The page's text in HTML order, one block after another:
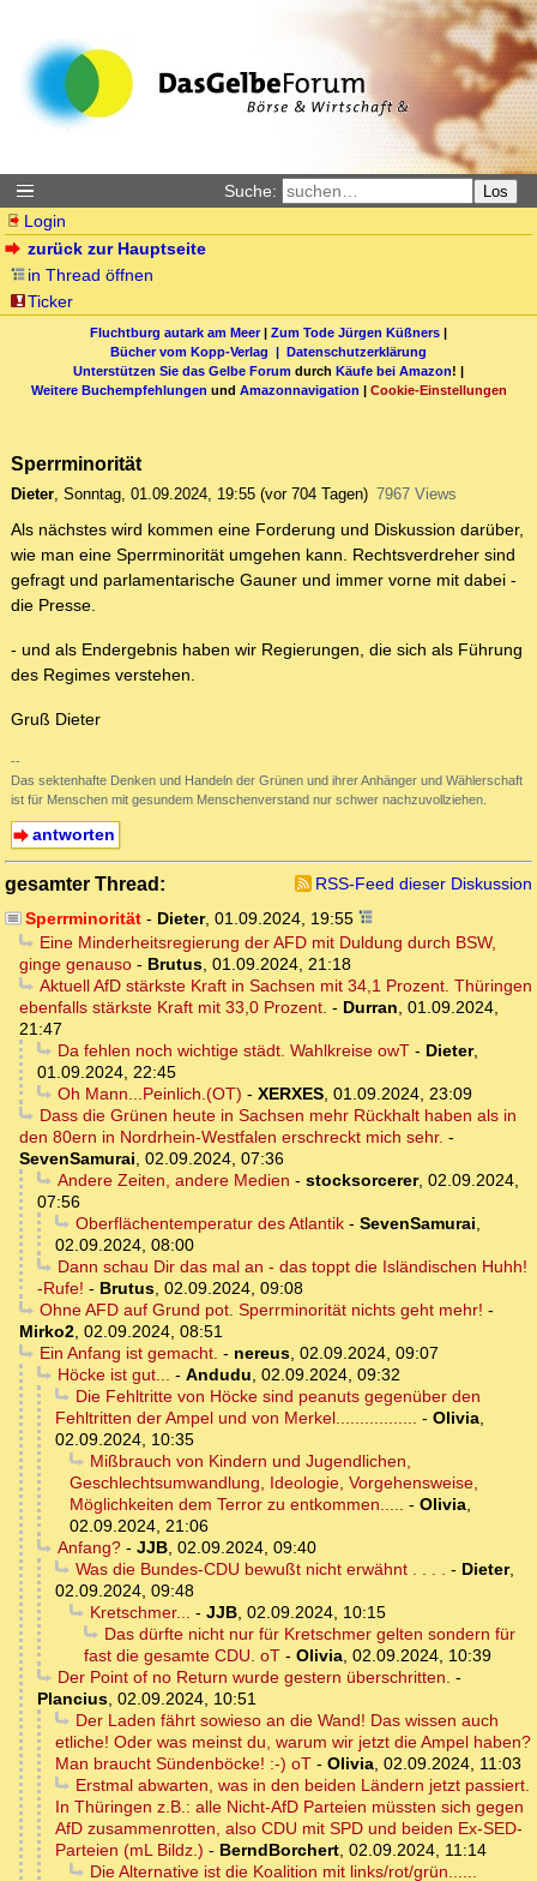
Suche: Los
Login
zurück zur Hauptseite
in Thread öffnen
Ticker
Fluchtburg autark am Meer| Zum Tode Jürgen Küßners |
Bücher vom Kopp-Verlag | Datenschutzerklärung
Unterstützen Sie das Gelbe Forum durch Käufe bei Amazon! |
Weitere Buchempfehlungen und Amazonnavigation | Cookie-Einstellungen
Sperrminorität
Dieter, Sonntag, 01.09.2024, 19:55 (vor 704 Tagen) 7967 Views
Als nächstes wird kommen eine Forderung und Diskussion darüber,
wie man eine Sperrminorität umgehen kann. Rechtsverdreher sind
gefragt und parlamentarische Gauner und immer vorne mit dabei -
die Presse.
- und als Endergebnis haben wir Regierungen, die sich als Führung
des Regimes verstehen.
Gruß Dieter
--
Das sektenhafte Denken und Handeln der Grünen und ihrer Anhänger und Wählerschaft
ist für Menschen mit gesundem Menschenverstand nur schwer nachzuvollziehen.
antworten
gesamter Thread:
RSS-Feed dieser Diskussion
Sperrminorität- Dieter, 01.09.2024, 19:55
Eine Minderheitsregierung der AFD mit Duldung durch BSW,
ginge genauso - Brutus, 01.09.2024, 21:18
Aktuell AfD stärkste Kraft in Sachsen mit 34,1 Prozent. Thüringen
ebenfalls stärkste Kraft mit 33,0 Prozent. - Durran, 01.09.2024,
21:47
Da fehlen noch wichtige städt. Wahlkreise owT- Dieter,
01.09.2024, 22:45
Oh Mann...Peinlich.(OT) - XERXES, 01.09.2024, 23:09
Dass die Grünen heute in Sachsen mehr Rückhalt haben als in
den 80ern in Nordrhein-Westfalen erschreckt mich sehr. -
SevenSamurai, 02.09.2024, 07:36
Andere Zeiten, andere Medien - stocksorcerer, 02.09.2024,
07:56
Oberflächentemperatur des Atlantik- SevenSamurai,
02.09.2024, 08:00
Dann schau Dir das mal an - das toppt die Isländischen Huhh!
-Rufe! - Brutus, 02.09.2024, 09:08
Ohne AFD auf Grund pot. Sperrminorität nichts geht mehr! -
Mirko2, 02.09.2024, 08:51
Ein Anfang ist gemacht. - nereus, 02.09.2024, 09:07
Höcke ist gut... - Andudu, 02.09.2024, 09:32
Die Fehltritte von Höcke sind peanuts gegenüber den
Fehltritten der Ampel und von Merkel................. - Olivia,
02.09.2024, 10:35
Mißbrauch von Kindern und Jugendlichen,
Geschlechtsumwandlung, Ideologie, Vorgehensweise,
Möglichkeiten dem Terror zu entkommen..... - Olivia,
02.09.2024, 21:06
Anfang?- JJB, 02.09.2024, 09:40
Was die Bundes-CDU bewußt nicht erwähnt . . . . - Dieter,
02.09.2024, 09:48
Kretschmer... - JJB, 02.09.2024, 10:15
Das dürfte nicht nur für Kretschmer gelten sondern für
fast die gesamte CDU. oT - Olivia, 02.09.2024, 10:39
Der Point of no Return wurde gestern überschritten. -
Plancius, 02.09.2024, 10:51
Der Laden fährt sowieso an die Wand! Das wissen auch
etliche! Oder was meinst du, warum wir jetzt die Ampel haben?
Man braucht Sündenböcke! :-) oT - Olivia, 02.09.2024, 11:03
Erstmal abwarten, was in den beiden Ländern jetzt passiert.
In Thüringen z.B.: alle Nicht-AfD Parteien müssten sich gegen
AfD zusammenrotten, also CDU mit SPD und beiden Ex-SED-
Parteien (mL Bildz.) - BerndBorchert, 02.09.2024, 11:14
Die Alternative ist die Koalition mit links/rot/grün......